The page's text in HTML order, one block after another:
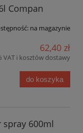
Compan
na magazynie
62,40 zł
VAT i kosztów dostawy
do koszyka
spray 600ml